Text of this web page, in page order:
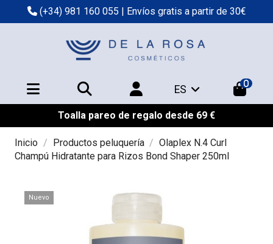
(+34) 981 160 055 | Envíos gratis a partir de 30€
ES 0
Toalla pareo de regalo desde 69 €
Inicio Productos peluquería
Olaplex N.4 Curl
Champú Hidratante para Rizos Bond Shaper 250ml
Nuevo